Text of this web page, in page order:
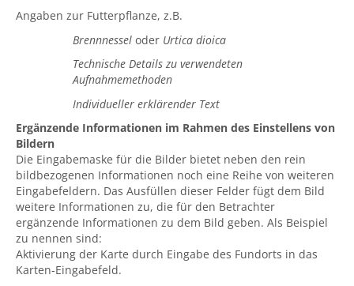
Angaben zur Futterpflanze, z.B.
Brennnesseloder Urtica dioica
Technische Details zu verwendeten
Aufnahmemethoden
Individueller erklärender Text
Ergänzende Informationen im Rahmen des Einstellens von
Bildern
Die Eingabemaske für die Bilder bietet neben den rein
bildbezogenen Informationen noch eine Reihe von weiteren
Eingabefeldern. Das Ausfüllen dieser Felder fügt dem Bild
weitere Informationen zu, die für den Betrachter
ergänzende Informationen zu dem Bild geben. Als Beispiel
zu nennen sind:
Aktivierung der Karte durch Eingabe des Fundorts in das
Karten-Eingabefeld.